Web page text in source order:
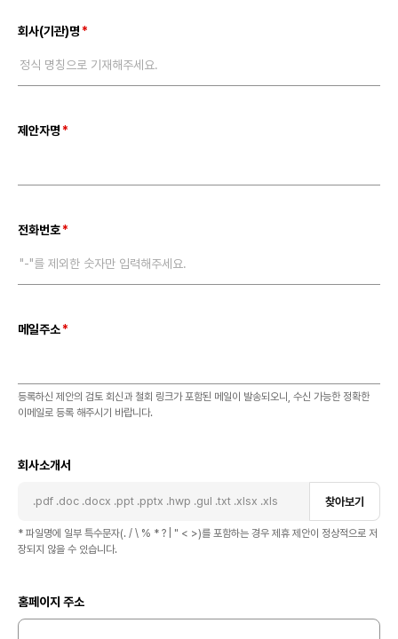
회사(기관)명
정식 명칭으로 기재해주세요.
제안자명
전화번호
"-"를 제외한 숫자만 입력해주세요.
메일주소
등록하신 제안의 검토 회신과 철회 링크가 포함된 메일이 발송되오니, 수신 가능한 정확한
이메일로 등록 해주시기 바랍니다.
회사소개서
.pdf .doc .docx .ppt .pptx .hwp .gul .txt .xlsx .xls 찾아보기
* 파일명에 일부 특수문자(. / \ % * ? | " < >)를 포함하는 경우 제휴 제안이 정상적으로 저
장되지 않을 수 있습니다.
홈페이지 주소